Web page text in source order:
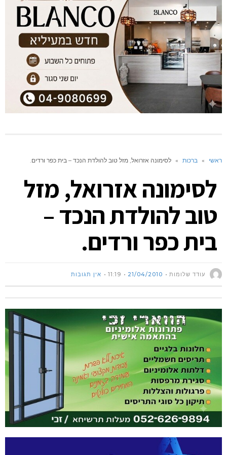
ראשי » ברכות » לסימונה אזרואל, מזל טוב להולדת הנכד – בית כפר ורדים.
לסימונה אזרואל, מזל
טוב להולדת הנכד –
בית כפר ורדים.
עודד שלומות 21/04/2010
11:19 אין תגובות